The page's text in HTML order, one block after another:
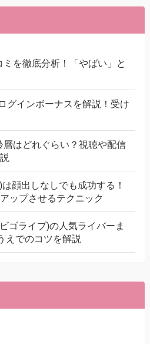
を徹底分析！「やばい」と
グインボーナスを解説！受け
層はどれぐらい？視聴や配信
顔出しなしでも成功する！
ップさせるテクニック
ゴライブ)の人気ライバーま
えでのコツを解説